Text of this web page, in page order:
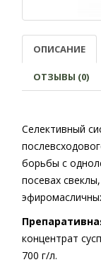
ОПИСАНИЕ
ОТЗЫВЫ (0)
Селективный
борьбы с
посевах
концентрат
700 г/л.